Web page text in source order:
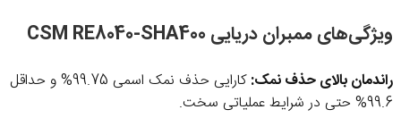
ویژگی‌های ممبران دریایی CSM RE8040-SHA400
راندمان بالای حذف نمک:
کارایی حذف نمک اسمی ‎%99.75 و حداقل
‎%99.6 حتی در شرایط عملیاتی سخت.